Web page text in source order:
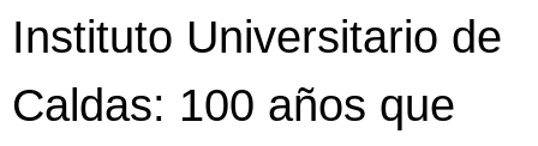
Instituto Universitario de
Caldas: 100 años que